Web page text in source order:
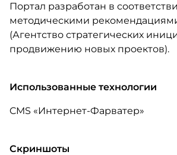
Портал разработан в
методическими
(Агентство стратегических
продвижению новых проектов).
Использованные технологии
CMS «Интернет-Фарватер»
Скриншоты